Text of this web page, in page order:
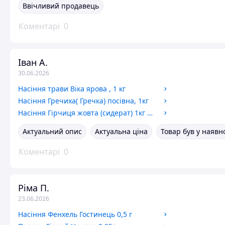
Ввічливий продавець
Коментарі 0
Іван А.
30.06.2026
Насіння трави Віка ярова , 1 кг
Насіння Гречиха( Гречка) посівна, 1кг
Насіння Гірчиця жовта (сидерат) 1кг на розвід / урожай 2024г
Актуальний опис
Актуальна ціна Товар був у
Коментарі 0
Ріма П.
23.06.2026
Насіння Фенхель Гостинець 0,5 г